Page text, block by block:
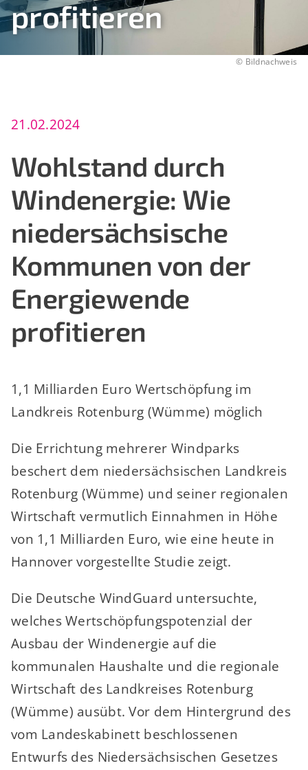
profitieren
© Bildnachweis
21.02.2024
Wohlstand durch
Windenergie: Wie
niedersächsische
Kommunen von der
Energiewende
profitieren
1,1 Milliarden Euro Wertschöpfung im
Landkreis Rotenburg (Wümme) möglich
Die Errichtung mehrerer Windparks
beschert dem niedersächsischen Landkreis
Rotenburg (Wümme) und seiner regionalen
Wirtschaft vermutlich Einnahmen in Höhe
von 1,1 Milliarden Euro, wie eine heute in
Hannover vorgestellte Studie zeigt.
Die Deutsche WindGuard untersuchte,
welches Wertschöpfungspotenzial der
Ausbau der Windenergie auf die
kommunalen Haushalte und die regionale
Wirtschaft des Landkreises Rotenburg
(Wümme) ausübt. Vor dem Hintergrund des
vom Landeskabinett beschlossenen
Entwurfs des Niedersächsischen Gesetzes